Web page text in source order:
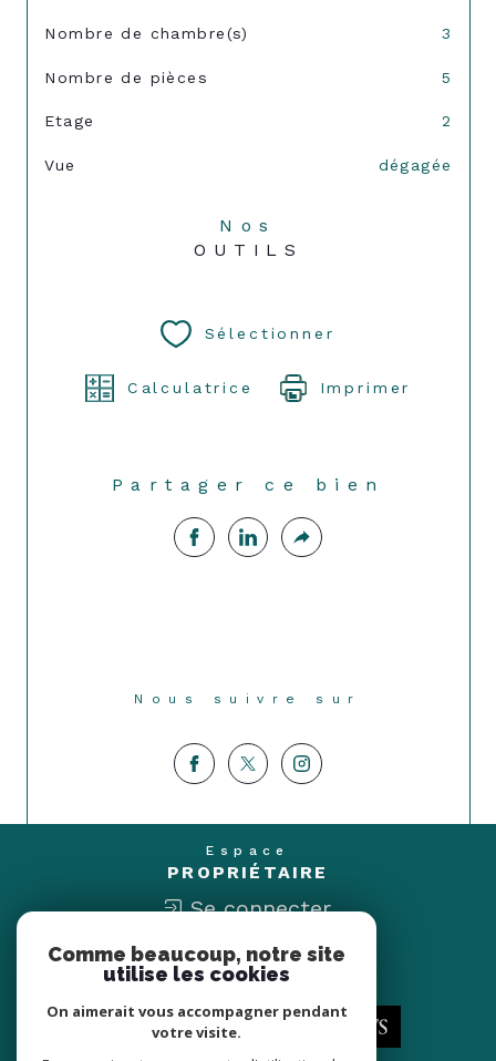
Nombre de chambre(s) 3
Nombre de pièces 5
Etage 2
Vue dégagée
Nos
OUTILS
Sélectionner
Calculatrice Imprimer
Partager ce bien
Nous suivre sur
Espace
PROPRIÉTAIRE
Se connecter
Nous
ADHÉRONS
Comme beaucoup, notre site
utilise les cookies
On aimerait vous accompagner pendant
votre visite.